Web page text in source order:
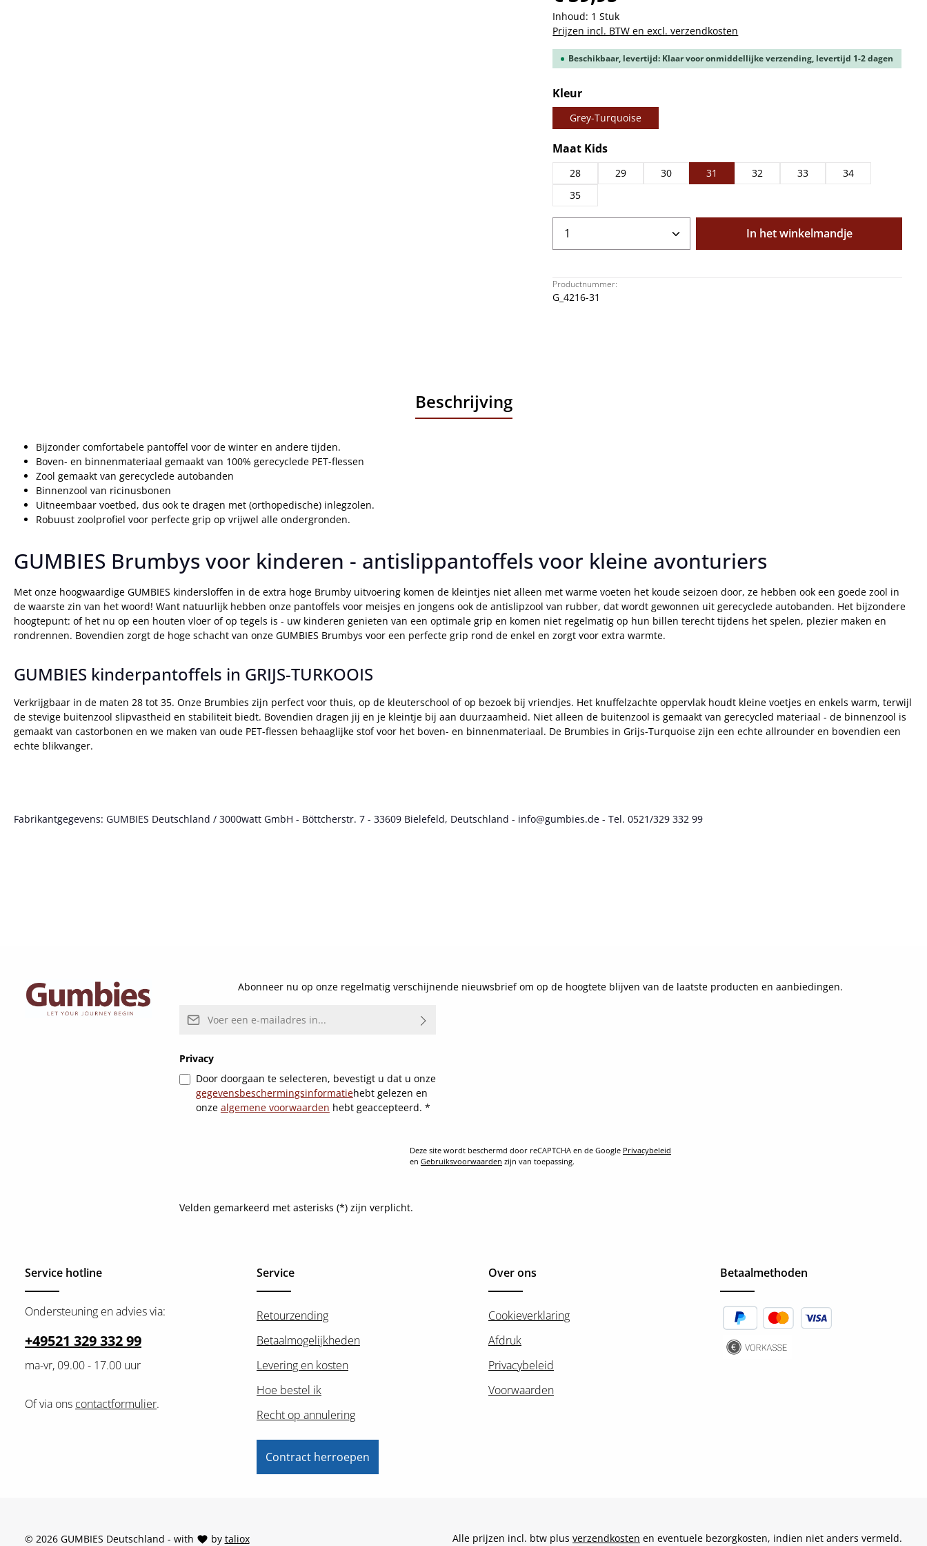
Inhoud: 1 Stuk
Prijzen incl. BTW en excl. verzendkosten
Beschikbaar, levertijd: Klaar voor onmiddellijke verzending, levertijd 1-2 dagen
Selecteer
Kleur
Grey-Turquoise
Selecteer
Maat Kids
28 29 30 31 32 33
34
35
Producthoeveelheid: Voer de gewenste
In het winkelmandje
Productnummer:
G_4216-31
Beschrijving
Bijzonder comfortabele pantoffel voor de winter en andere tijden.
Boven- en binnenmateriaal gemaakt van 100% gerecyclede PET-flessen
Zool gemaakt van gerecyclede autobanden
Binnenzool van ricinusbonen
Uitneembaar voetbed, dus ook te dragen met (orthopedische) inlegzolen.
Robuust zoolprofiel voor perfecte grip op vrijwel alle ondergronden.
GUMBIES Brumbys voor kinderen - antislippantoffels voor kleine avonturiers
Met onze hoogwaardige GUMBIES kindersloffen in de extra hoge Brumby uitvoering komen de kleintjes niet alleen met warme voeten het koude seizoen door, ze hebben ook een goede zool in
de waarste zin van het woord! Want natuurlijk hebben onze pantoffels voor meisjes en jongens ook de antislipzool van rubber, dat wordt gewonnen uit gerecyclede autobanden. Het bijzondere
hoogtepunt: of het nu op een houten vloer of op tegels is - uw kinderen genieten van een optimale grip en komen niet regelmatig op hun billen terecht tijdens het spelen, plezier maken en
rondrennen. Bovendien zorgt de hoge schacht van onze GUMBIES Brumbys voor een perfecte grip rond de enkel en zorgt voor extra warmte.
GUMBIES kinderpantoffels in GRIJS-TURKOOIS
Verkrijgbaar in de maten 28 tot 35. Onze Brumbies zijn perfect voor thuis, op de kleuterschool of op bezoek bij vriendjes. Het knuffelzachte oppervlak houdt kleine voetjes en enkels warm, terwijl
de stevige buitenzool slipvastheid en stabiliteit biedt. Bovendien dragen jij en je kleintje bij aan duurzaamheid. Niet alleen de buitenzool is gemaakt van gerecycled materiaal - de binnenzool is
gemaakt van castorbonen en we maken van oude PET-flessen behaaglijke stof voor het boven- en binnenmateriaal. De Brumbies in Grijs-Turquoise zijn een echte allrounder en bovendien een
echte blikvanger.
Fabrikantgegevens: GUMBIES Deutschland / 3000watt GmbH - Böttcherstr. 7 - 33609 Bielefeld, Deutschland - info@gumbies.de - Tel. 0521/329 332 99
Abonneer nu op onze regelmatig verschijnende nieuwsbrief om op de hoogtete blijven van de laatste producten en aanbiedingen.
E-mailadres*
Privacy
Door doorgaan te selecteren, bevestigt u dat u onze
gegevensbeschermingsinformatiehebt gelezen en
onze algemene voorwaarden hebt geaccepteerd. *
Deze site wordt beschermd door reCAPTCHA en de Google Privacybeleid
en Gebruiksvoorwaarden zijn van toepassing.
Velden gemarkeerd met asterisks (*) zijn verplicht.
Service hotline
Ondersteuning en advies via:
+49521 329 332 99
ma-vr, 09.00 - 17.00 uur
Of via ons contactformulier.
Service
Retourzending
Betaalmogelijkheden
Levering en kosten
Hoe bestel ik
Recht op annulering
Contract herroepen
Over ons
Cookieverklaring
Afdruk
Privacybeleid
Voorwaarden
Betaalmethoden
© 2026 GUMBIES Deutschland - with by taliox Alle prijzen incl. btw plus verzendkosten en eventuele bezorgkosten, indien niet anders vermeld.